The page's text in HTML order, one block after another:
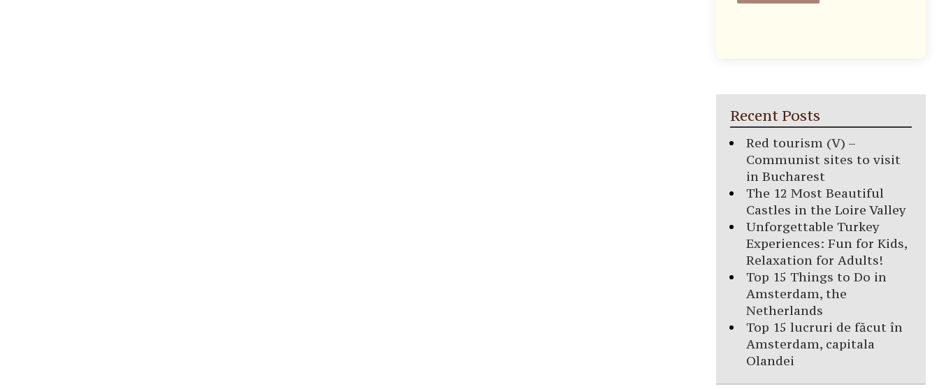
Recent Posts
Red tourism (V) –
Communist sites to visit
in Bucharest
The 12 Most Beautiful
Castles in the Loire Valley
Unforgettable Turkey
Experiences: Fun for Kids,
Relaxation for Adults!
Top 15 Things to Do in
Amsterdam, the
Netherlands
Top 15 lucruri de făcut în
Amsterdam, capitala
Olandei